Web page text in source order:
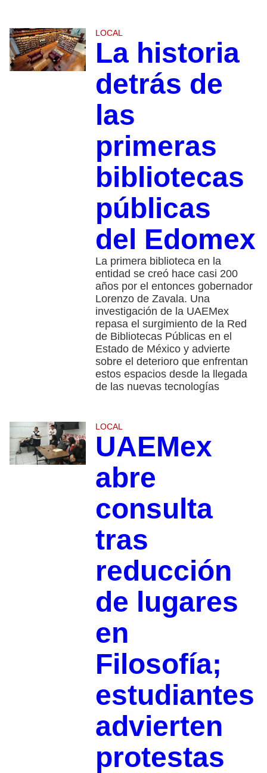
LOCAL
La historia
detrás de
las
primeras
bibliotecas
públicas
del Edomex
La primera biblioteca en la
entidad se creó hace casi 200
años por el entonces gobernador
Lorenzo de Zavala. Una
investigación de la UAEMex
repasa el surgimiento de la Red
de Bibliotecas Públicas en el
Estado de México y advierte
sobre el deterioro que enfrentan
estos espacios desde la llegada
de las nuevas tecnologías
LOCAL
UAEMex
abre
consulta
tras
reducción
de lugares
en
Filosofía;
estudiantes
advierten
protestas